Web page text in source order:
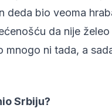
deda bio veoma
da nije
ni tada, a
Srbiju?